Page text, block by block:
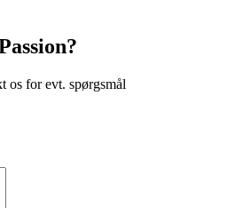
os for evt. spørgsmål